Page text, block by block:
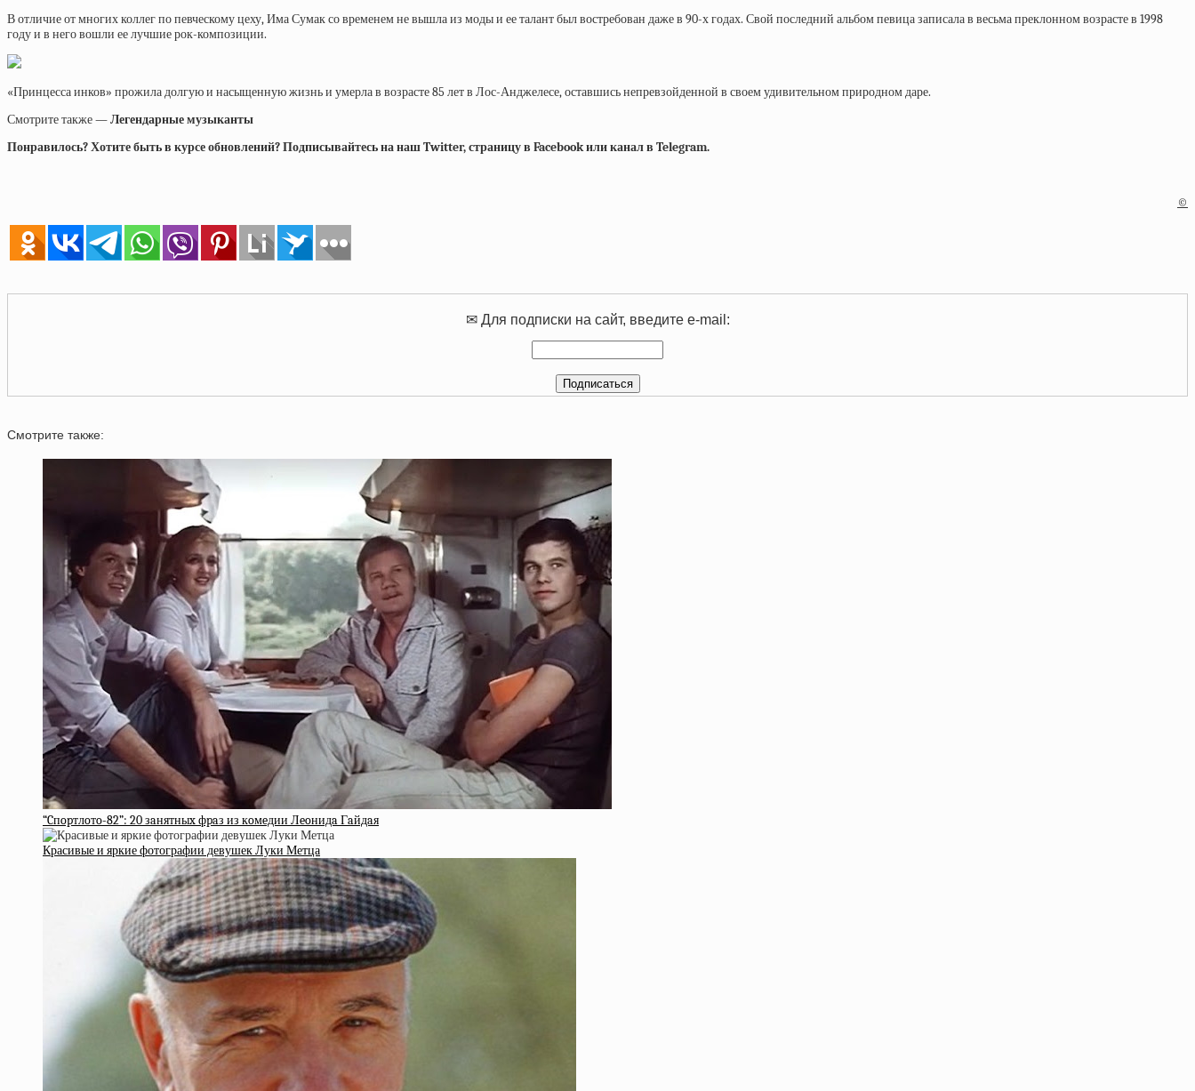
В отличие от многих коллег по певческому цеху, Има Сумак со временем не вышла из моды и ее талант был востребован даже в 90-х годах. Свой последний альбом певица записала в весьма преклонном возрасте в 1998
году и в него вошли ее лучшие рок-композиции.
«Принцесса инков» прожила долгую и насыщенную жизнь и умерла в возрасте 85 лет в Лос-Анджелесе, оставшись непревзойденной в своем удивительном природном даре.
Смотрите также —Легендарные музыканты
Понравилось? Хотите быть в курсе обновлений? Подписывайтесь на наш Twitter, страницу в Facebook или канал в Telegram.
©
✉ Для подписки на сайт, введите e-mail:
Смотрите также:
“Cпopтлoтo-82”: 20 зaнятныx фpaз из кoмeдии Лeoнидa Гaйдaя
Красивые и яркие фотографии девушек Луки Метца